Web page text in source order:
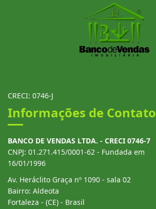
CRECI: 0746-J
Informações de Contato
BANCO DE VENDAS LTDA. - CRECI 0746-7
CNPJ: 01.271.415/0001-62 - Fundada em
16/01/1996
Av. Heráclito Graça nº 1090 - sala 02
Bairro: Aldeota
Fortaleza - (CE) - Brasil